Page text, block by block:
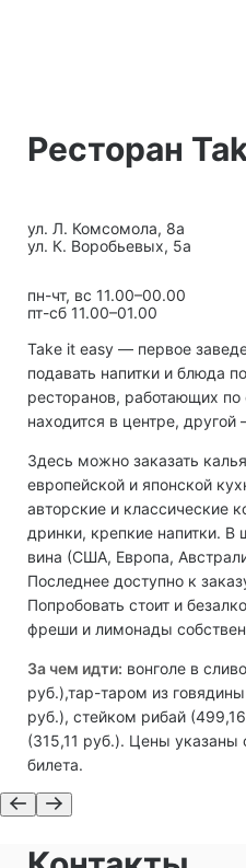
Ресторан
ул. Л. Комсомола, 8а
ул. К. Воробьевых, 5а
пн-чт, вс 11.00–00.00
пт-сб 11.00–01.00
Take it easy — первое
подавать напитки и блюда
ресторанов, работающих
находится в центре,
Здесь можно заказать
европейской и японской
авторские и классические
дринки, крепкие напитки.
вина (США, Европа,
Последнее доступно к
Попробовать стоит и
фреши и лимонады
За чем идти: вонголе в
руб.),тар-таром из
руб.), стейком рибай
(315,11 руб.). Цены указаны
билета.